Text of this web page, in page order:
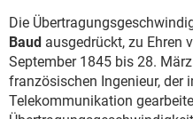
Die
Baud ausgedrückt, zu Ehren
September 1845 bis 28.
französischen Ingenieur, der
Telekommunikation